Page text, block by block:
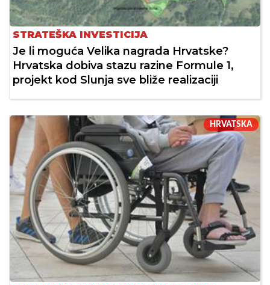
STRATEŠKA INVESTICIJA
Je li moguća Velika nagrada Hrvatske?
Hrvatska dobiva stazu razine Formule 1,
projekt kod Slunja sve bliže realizaciji
HRVATSKA